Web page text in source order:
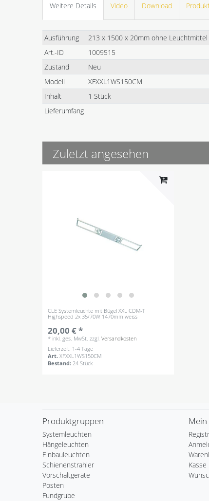
Weitere Details Video Download
Ausführung
213 x 1500 x 20mm ohne
Art.-ID
1009515
Zustand
Neu
Modell
XFXXL1WS150CM
Inhalt
1 Stück
Lieferumfang
Zuletzt angesehen
CLE Systemleuchte mit Bügel XXL CDM-T
Highspeed 2x 35/70W 1470mm weiss
20,00 € *
* inkl. ges. MwSt. zzgl.Versandkosten
Lieferzeit: 1-4 Tage
Art.XFXXL1WS150CM
Bestand: 24 Stück
Produktgruppen
Systemleuchten
Hängeleuchten
Einbauleuchten
Schienenstrahler
Vorschaltgeräte
Posten
Fundgrube
Kasse